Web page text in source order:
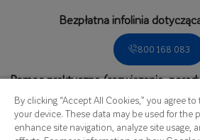
Bezpłatna infolinia
800 168 083
Pomoc praktyczna (rozwiązania,
Zadzwoń do Biura Obsługi
536 166 809
By clicking “Accept All Cookies,” you agree
your device. These data may be used for the
enhance site navigation, analyze site usage,